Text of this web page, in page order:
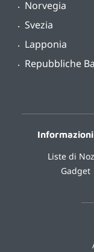
Norvegia
Svezia
Lapponia
Repubbliche
Liste di
Gadget